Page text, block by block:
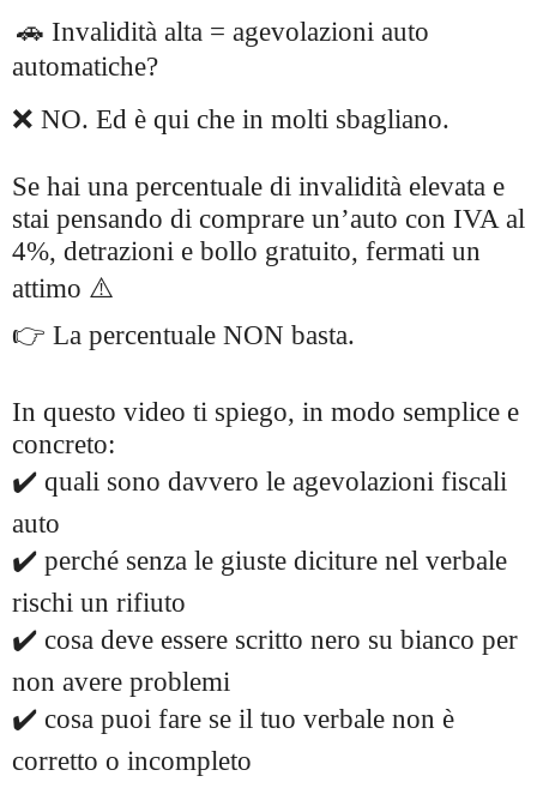
🚗 Invalidità alta = agevolazioni auto
automatiche?
❌ NO. Ed è qui che in molti sbagliano.
Se hai una percentuale di invalidità elevata e
stai pensando di comprare un’auto con IVA al
4%, detrazioni e bollo gratuito, fermati un
attimo ⚠️
👉 La percentuale NON basta.
In questo video ti spiego, in modo semplice e
concreto:
✔️ quali sono davvero le agevolazioni fiscali
auto
✔️ perché senza le giuste diciture nel verbale
rischi un rifiuto
✔️ cosa deve essere scritto nero su bianco per
non avere problemi
✔️ cosa puoi fare se il tuo verbale non è
corretto o incompleto